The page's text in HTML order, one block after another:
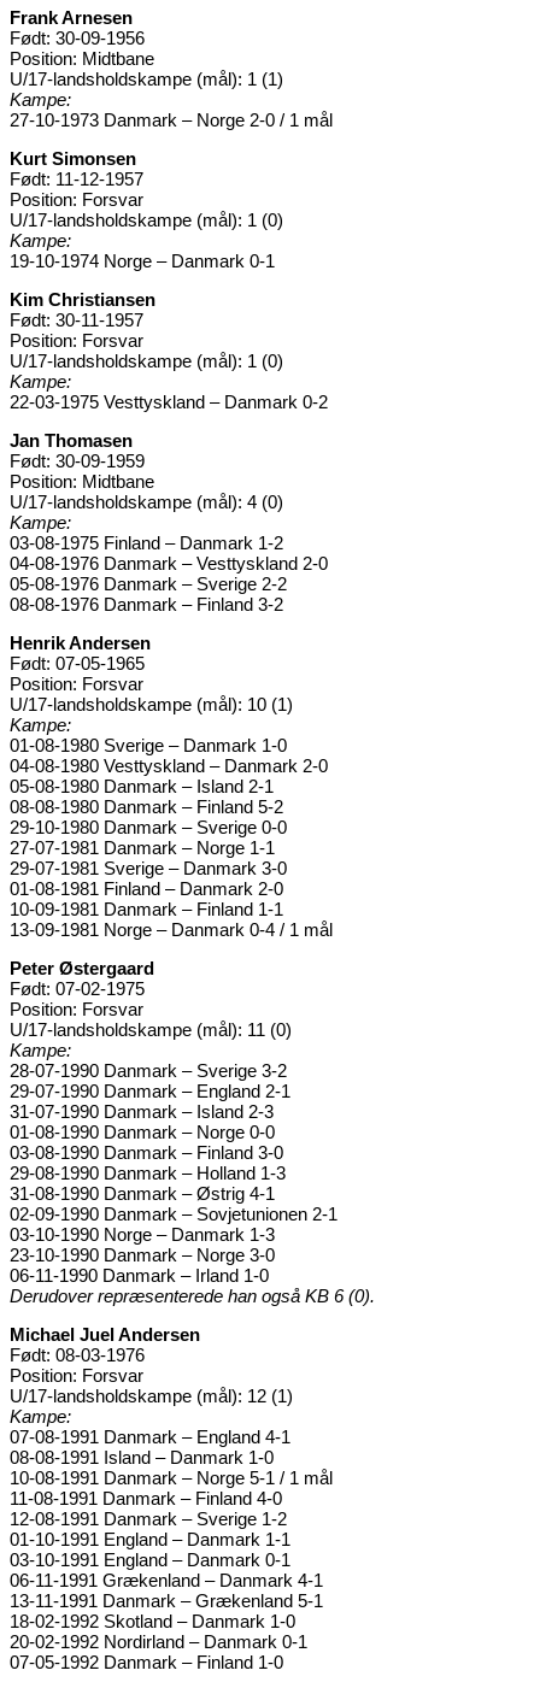
Frank Arnesen
Født: 30-09-1956
Position: Midtbane
U/17-landsholdskampe (mål): 1 (1)
Kampe:
27-10-1973 Danmark – Norge 2-0 / 1 mål
Kurt Simonsen
Født: 11-12-1957
Position: Forsvar
U/17-landsholdskampe (mål): 1 (0)
Kampe:
19-10-1974 Norge – Danmark 0-1
Kim Christiansen
Født: 30-11-1957
Position: Forsvar
U/17-landsholdskampe (mål): 1 (0)
Kampe:
22-03-1975 Vesttyskland – Danmark 0-2
Jan Thomasen
Født: 30-09-1959
Position: Midtbane
U/17-landsholdskampe (mål): 4 (0)
Kampe:
03-08-1975 Finland – Danmark 1-2
04-08-1976 Danmark – Vesttyskland 2-0
05-08-1976 Danmark – Sverige 2-2
08-08-1976 Danmark – Finland 3-2
Henrik Andersen
Født: 07-05-1965
Position: Forsvar
U/17-landsholdskampe (mål): 10 (1)
Kampe:
01-08-1980 Sverige – Danmark 1-0
04-08-1980 Vesttyskland – Danmark 2-0
05-08-1980 Danmark – Island 2-1
08-08-1980 Danmark – Finland 5-2
29-10-1980 Danmark – Sverige 0-0
27-07-1981 Danmark – Norge 1-1
29-07-1981 Sverige – Danmark 3-0
01-08-1981 Finland – Danmark 2-0
10-09-1981 Danmark – Finland 1-1
13-09-1981 Norge – Danmark 0-4 / 1 mål
Peter Østergaard
Født: 07-02-1975
Position: Forsvar
U/17-landsholdskampe (mål): 11 (0)
Kampe:
28-07-1990 Danmark – Sverige 3-2
29-07-1990 Danmark – England 2-1
31-07-1990 Danmark – Island 2-3
01-08-1990 Danmark – Norge 0-0
03-08-1990 Danmark – Finland 3-0
29-08-1990 Danmark – Holland 1-3
31-08-1990 Danmark – Østrig 4-1
02-09-1990 Danmark – Sovjetunionen 2-1
03-10-1990 Norge – Danmark 1-3
23-10-1990 Danmark – Norge 3-0
06-11-1990 Danmark – Irland 1-0
Derudover repræsenterede han også KB 6 (0).
Michael Juel Andersen
Født: 08-03-1976
Position: Forsvar
U/17-landsholdskampe (mål): 12 (1)
Kampe:
07-08-1991 Danmark – England 4-1
08-08-1991 Island – Danmark 1-0
10-08-1991 Danmark – Norge 5-1 / 1 mål
11-08-1991 Danmark – Finland 4-0
12-08-1991 Danmark – Sverige 1-2
01-10-1991 England – Danmark 1-1
03-10-1991 England – Danmark 0-1
06-11-1991 Grækenland – Danmark 4-1
13-11-1991 Danmark – Grækenland 5-1
18-02-1992 Skotland – Danmark 1-0
20-02-1992 Nordirland – Danmark 0-1
07-05-1992 Danmark – Finland 1-0